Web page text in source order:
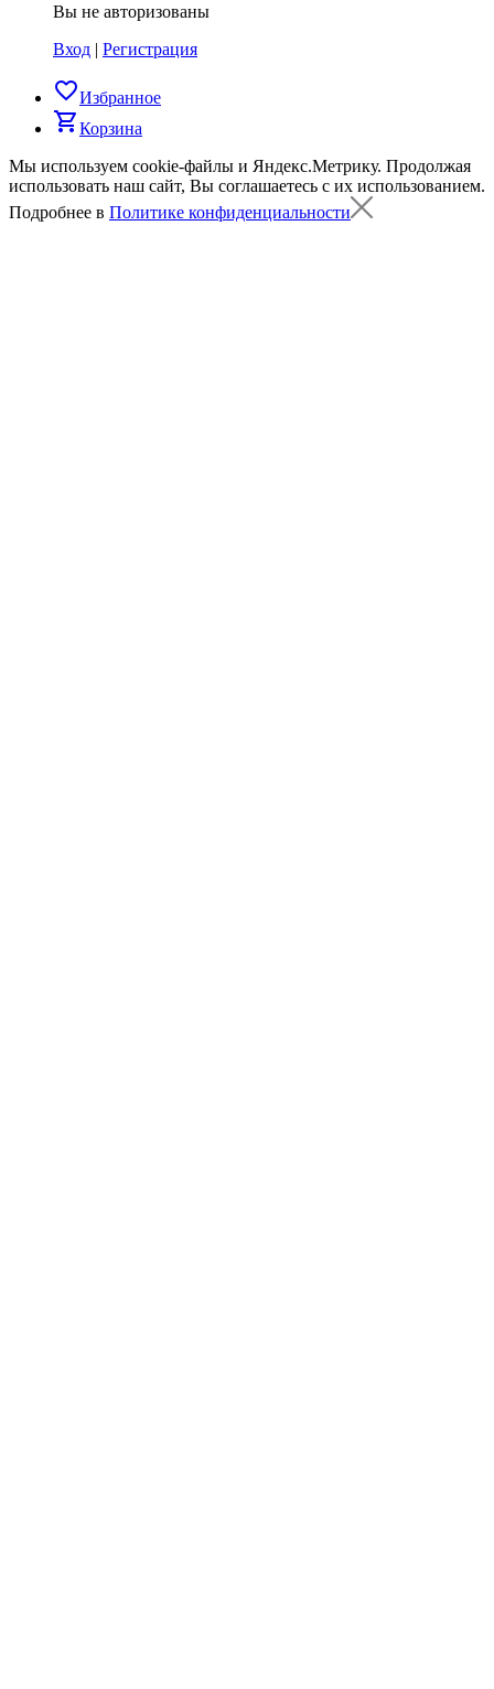
Вы не авторизованы
Вход | Регистрация
favorite_borderИзбранное
shopping_cartКорзина
Мы используем cookie-файлы и Яндекс.Метрику. Продолжая
использовать наш сайт, Вы соглашаетесь с их использованием.
Подробнее в Политике конфиденциальности